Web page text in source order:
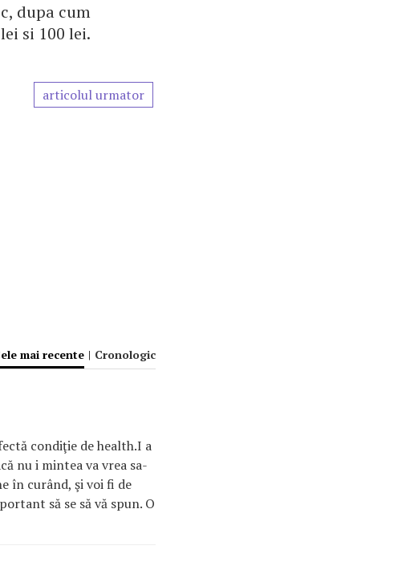
dupa cum
si 100 lei.
articolul urmator
mai recente | Cronologic
condiţie de health.I a
nu i mintea va vrea sa-
în curând, şi voi fi de
să se să vă spun. O